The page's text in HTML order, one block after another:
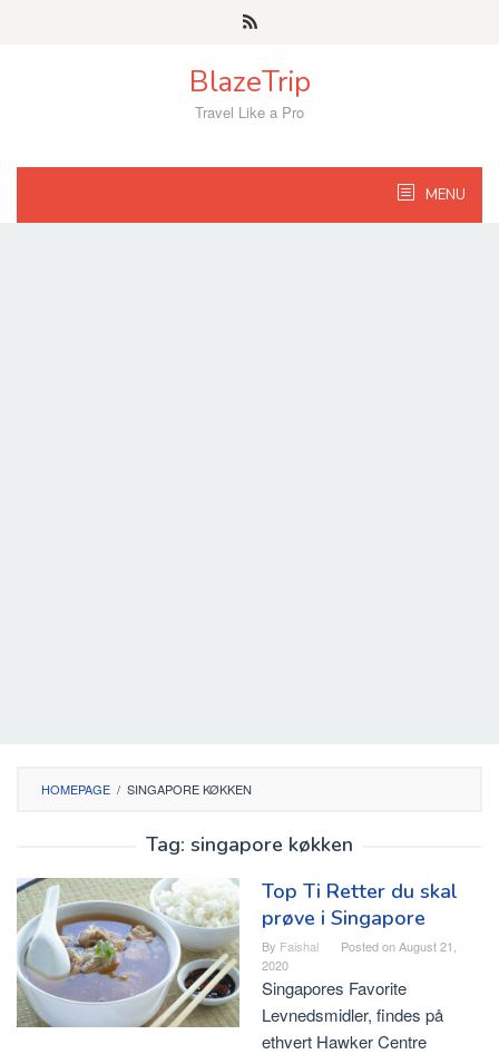
BlazeTrip
Travel Like a Pro
MENU
HOMEPAGE / SINGAPORE KØKKEN
Tag: singapore køkken
Top Ti Retter du skal
prøve i Singapore
By Faishal Posted onAugust 21,
2020
Singapores Favorite
Levnedsmidler, findes på
ethvert Hawker Centre